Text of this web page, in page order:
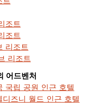
조트
조트
리조트
리조트
어드벤처
국립 공원 인근 호텔
디즈니 월드 인근 호텔